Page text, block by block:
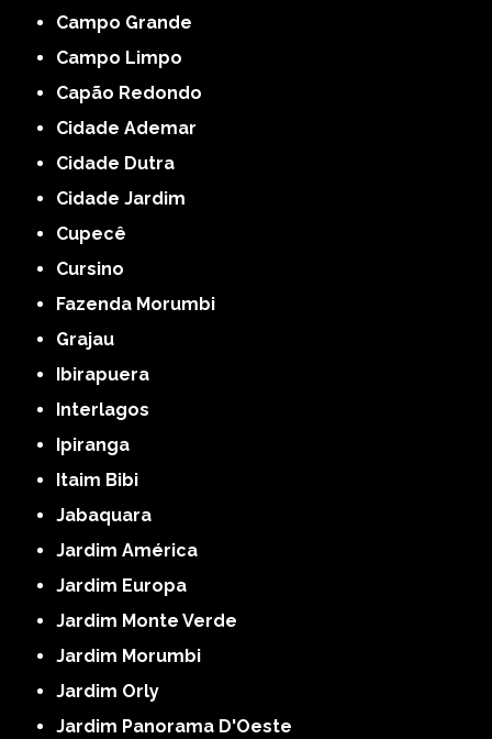
Campo Grande
Campo Limpo
Capão Redondo
Cidade Ademar
Cidade Dutra
Cidade Jardim
Cupecê
Cursino
Fazenda Morumbi
Grajau
Ibirapuera
Interlagos
Ipiranga
Itaim Bibi
Jabaquara
Jardim América
Jardim Europa
Jardim Monte Verde
Jardim Morumbi
Jardim Orly
Jardim Panorama D'Oeste